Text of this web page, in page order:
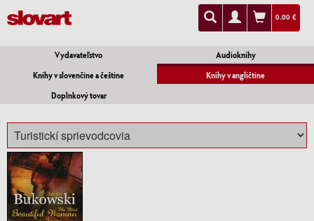
0.00 €
Vydavateľstvo
Audioknihy
Knihy v slovenčine a češtine
Knihy v angličtine
Doplnkový tovar